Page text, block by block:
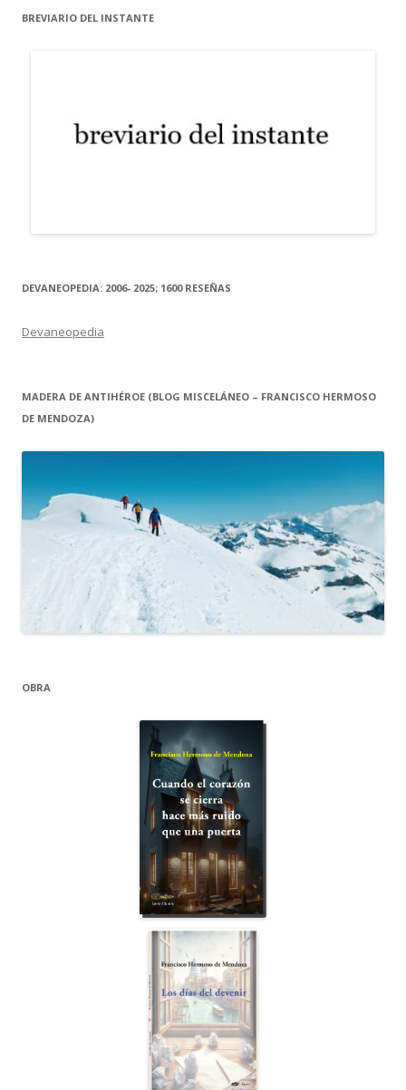
BREVIARIO DEL INSTANTE
DEVANEOPEDIA: 2006- 2025; 1600 RESEÑAS
Devaneopedia
MADERA DE ANTIHÉROE (BLOG MISCELÁNEO – FRANCISCO HERMOSO
DE MENDOZA)
OBRA